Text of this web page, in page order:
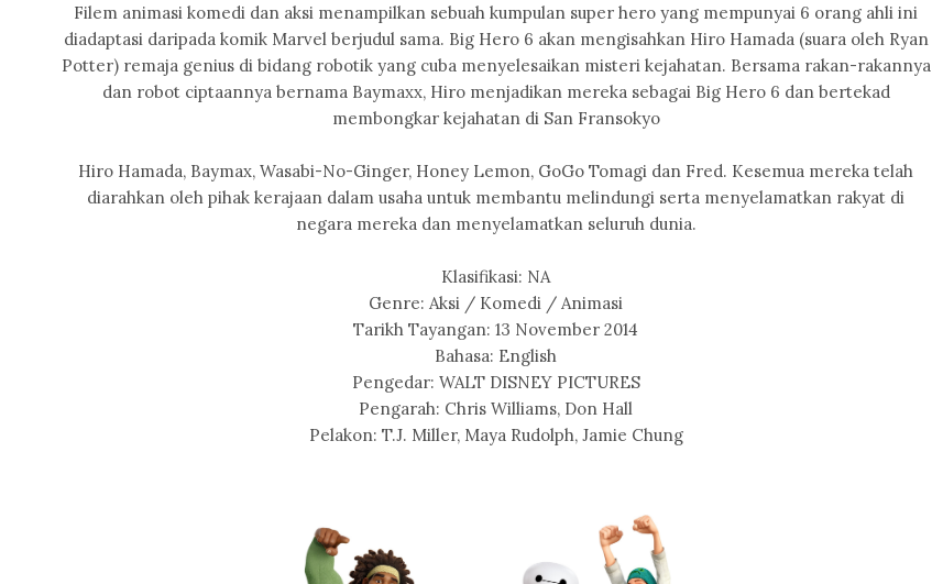
Filem animasi komedi dan aksi menampilkan sebuah kumpulan super hero yang mempunyai 6 orang ahli ini
diadaptasi daripada komik Marvel berjudul sama. Big Hero 6 akan mengisahkan Hiro Hamada (suara oleh Ryan
Potter) remaja genius di bidang robotik yang cuba menyelesaikan misteri kejahatan. Bersama rakan-rakannya
dan robot ciptaannya bernama Baymaxx, Hiro menjadikan mereka sebagai Big Hero 6 dan bertekad
membongkar kejahatan di San Fransokyo
Hiro Hamada, Baymax, Wasabi-No-Ginger, Honey Lemon, GoGo Tomagi dan Fred. Kesemua mereka telah
diarahkan oleh pihak kerajaan dalam usaha untuk membantu melindungi serta menyelamatkan rakyat di
negara mereka dan menyelamatkan seluruh dunia.
Klasifikasi: NA
Genre: Aksi / Komedi / Animasi
Tarikh Tayangan: 13 November 2014
Bahasa: English
Pengedar: WALT DISNEY PICTURES
Pengarah: Chris Williams, Don Hall
Pelakon: T.J. Miller, Maya Rudolph, Jamie Chung